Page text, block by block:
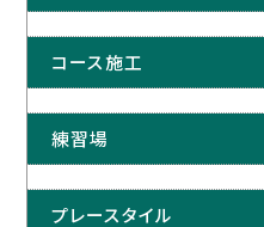
コース施工
練習場
プレースタイル